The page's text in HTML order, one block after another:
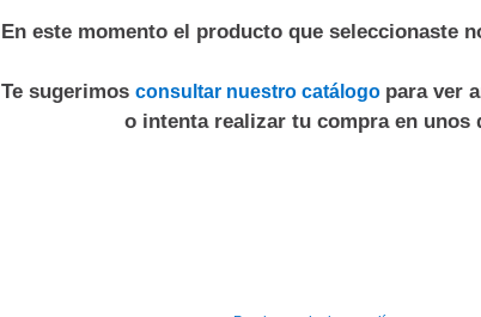
En este momento el producto que seleccionaste
Te sugerimos consultar nuestro catálogo para ver
o intenta realizar tu compra en unos